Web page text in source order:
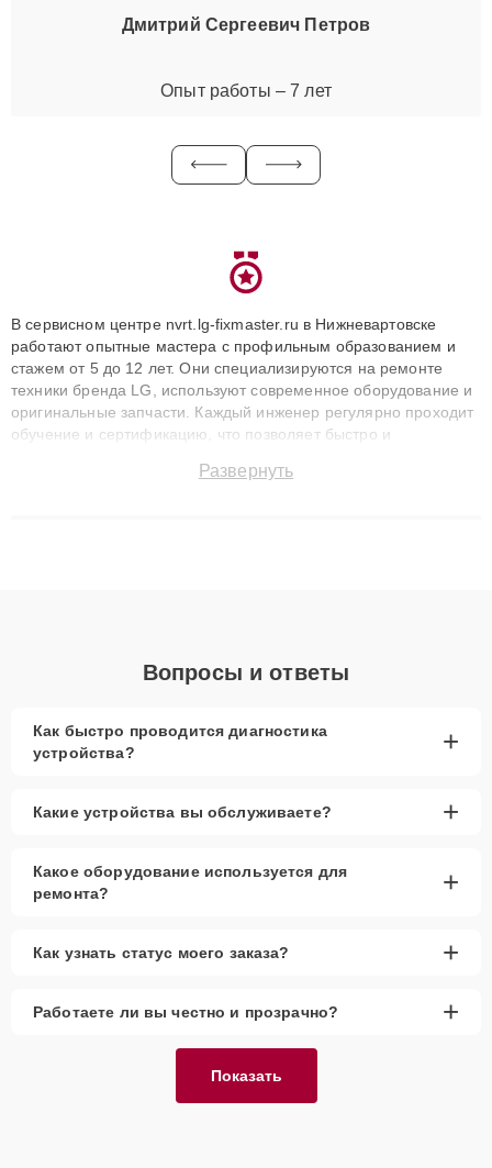
Дмитрий Сергеевич Петров
Опыт работы – 7 лет
В сервисном центре nvrt.lg-fixmaster.ru в Нижневартовске
работают опытные мастера с профильным образованием и
стажем от 5 до 12 лет. Они специализируются на ремонте
техники бренда LG, используют современное оборудование и
оригинальные запчасти. Каждый инженер регулярно проходит
обучение и сертификацию, что позволяет быстро и
сохранением гарантии до 3 лет. Наши мастера решают
Развернуть
Вопросы и ответы
Как быстро проводится диагностика
устройства?
+
Какие устройства вы обслуживаете? +
Какое оборудование используется для
ремонта?
+
Как узнать статус моего заказа? +
Работаете ли вы честно и прозрачно? +
Показать